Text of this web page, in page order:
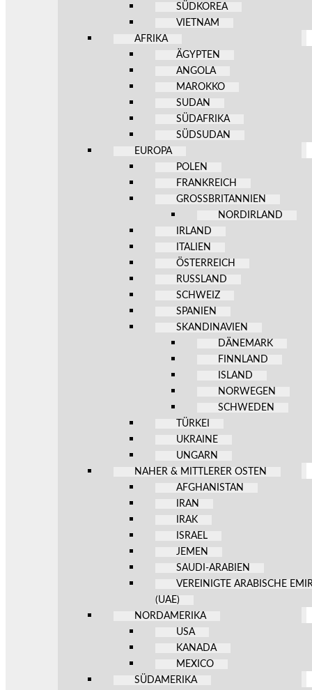
SÜDKOREA
VIETNAM
AFRIKA
ÄGYPTEN
ANGOLA
MAROKKO
SUDAN
SÜDAFRIKA
SÜDSUDAN
EUROPA
POLEN
FRANKREICH
GROSSBRITANNIEN
NORDIRLAND
IRLAND
ITALIEN
ÖSTERREICH
RUSSLAND
SCHWEIZ
SPANIEN
SKANDINAVIEN
DÄNEMARK
FINNLAND
ISLAND
NORWEGEN
SCHWEDEN
TÜRKEI
UKRAINE
UNGARN
NAHER & MITTLERER OSTEN
AFGHANISTAN
IRAN
IRAK
ISRAEL
JEMEN
SAUDI-ARABIEN
VEREINIGTE ARABISCHE
(UAE)
NORDAMERIKA
USA
KANADA
MEXICO
SÜDAMERIKA